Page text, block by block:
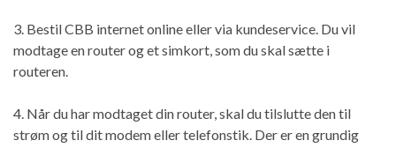
3. Bestil CBB internet online eller via kundeservice. Du vil
modtage en router og et simkort, som du skal sætte i
routeren.
4. Når du har modtaget din router, skal du tilslutte den til
strøm og til dit modem eller telefonstik. Der er en grundig